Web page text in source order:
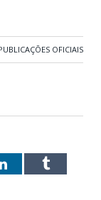
OFICIAIS
LinkedInTumblr